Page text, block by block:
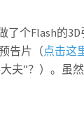
个Flash的
告片（点击这
大夫”？）。